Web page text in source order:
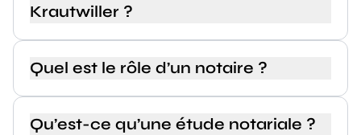
Krautwiller ?
Quel est le rôle d’un notaire ?
Qu’est-ce qu’une étude notariale ?